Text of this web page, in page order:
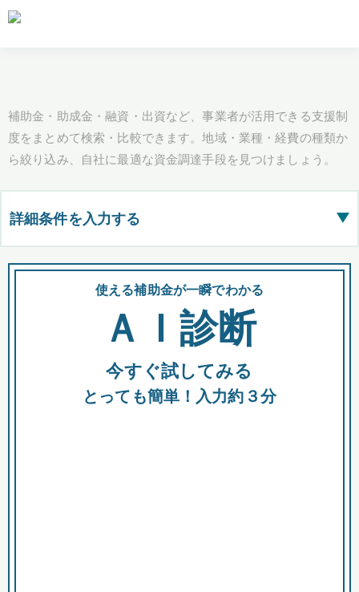
補助金・助成金・融資・出資など、事業者が活用できる支援制
度をまとめて検索・比較できます。地域・業種・経費の種類か
ら絞り込み、自社に最適な資金調達手段を見つけましょう。
詳細条件を入力する ▶
都道府県
全国の検索結果を含めて表示
助成金 融資 出資
使える補助金が一瞬でわかる
ＡＩ診断
今すぐ試してみる
とっても簡単！入力約３分